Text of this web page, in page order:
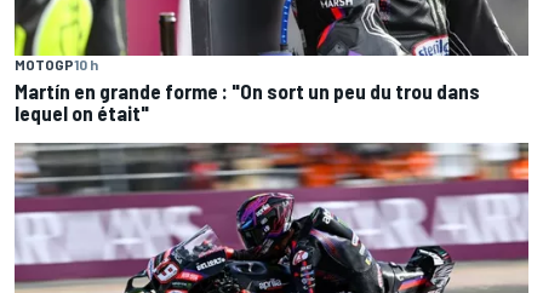
MOTOGP10 h
Martín en grande forme : "On sort un peu du trou dans
lequel on était"